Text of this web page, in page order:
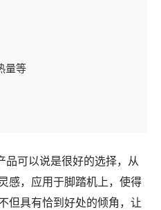
量等
品可以说是很好的选择，从
感，应用于脚踏机上，使得
但具有恰到好处的倾角，让